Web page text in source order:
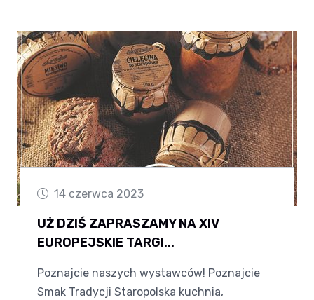
14 czerwca 2023
UŻ DZIŚ ZAPRASZAMY NA XIV
EUROPEJSKIE TARGI...
Poznajcie naszych wystawców! Poznajcie
Smak Tradycji Staropolska kuchnia,